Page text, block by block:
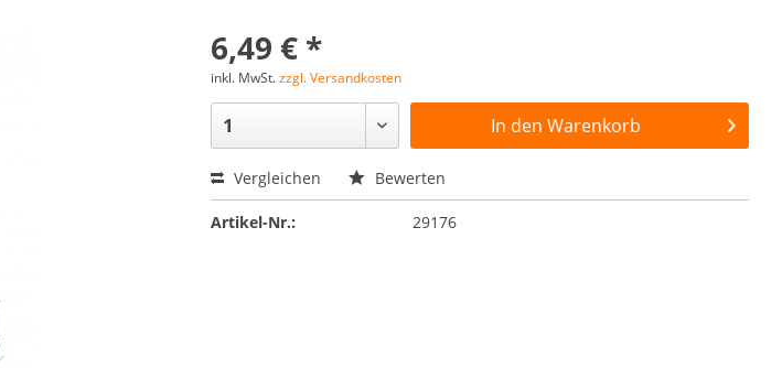
6,49 € *
inkl. MwSt.zzgl. Versandkosten
In den Warenkorb
Vergleichen Bewerten
Artikel-Nr.: 29176